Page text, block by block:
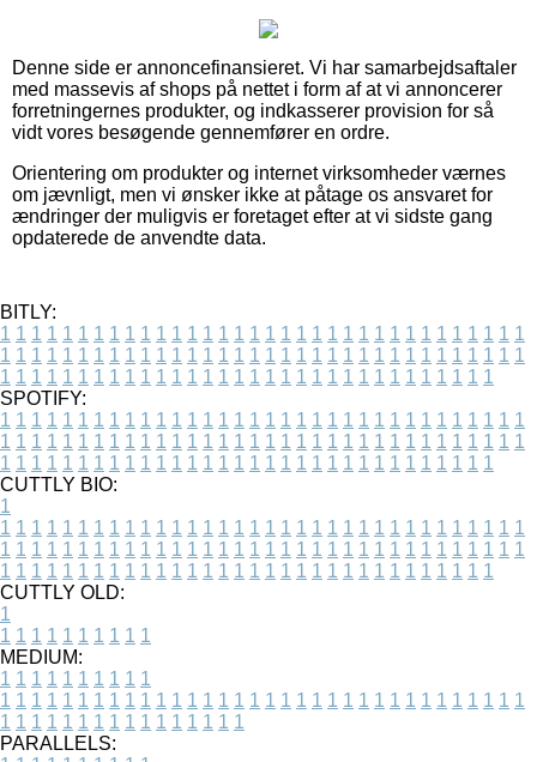
Denne side er annoncefinansieret. Vi har samarbejdsaftaler
med massevis af shops på nettet i form af at vi annoncerer
forretningernes produkter, og indkasserer provision for så
vidt vores besøgende gennemfører en ordre.
Orientering om produkter og internet virksomheder værnes
om jævnligt, men vi ønsker ikke at påtage os ansvaret for
ændringer der muligvis er foretaget efter at vi sidste gang
opdaterede de anvendte data.
BITLY:
1 1 1 1 1 1 1 1 1 1 1 1 1 1 1 1 1 1 1 1 1 1 1 1 1 1 1 1 1 1 1 1 1 1
1 1 1 1 1 1 1 1 1 1 1 1 1 1 1 1 1 1 1 1 1 1 1 1 1 1 1 1 1 1 1 1 1 1
1 1 1 1 1 1 1 1 1 1 1 1 1 1 1 1 1 1 1 1 1 1 1 1 1 1 1 1 1 1 1 1
SPOTIFY:
1 1 1 1 1 1 1 1 1 1 1 1 1 1 1 1 1 1 1 1 1 1 1 1 1 1 1 1 1 1 1 1 1 1
1 1 1 1 1 1 1 1 1 1 1 1 1 1 1 1 1 1 1 1 1 1 1 1 1 1 1 1 1 1 1 1 1 1
1 1 1 1 1 1 1 1 1 1 1 1 1 1 1 1 1 1 1 1 1 1 1 1 1 1 1 1 1 1 1 1
CUTTLY BIO:
1
1 1 1 1 1 1 1 1 1 1 1 1 1 1 1 1 1 1 1 1 1 1 1 1 1 1 1 1 1 1 1 1 1 1
1 1 1 1 1 1 1 1 1 1 1 1 1 1 1 1 1 1 1 1 1 1 1 1 1 1 1 1 1 1 1 1 1 1
1 1 1 1 1 1 1 1 1 1 1 1 1 1 1 1 1 1 1 1 1 1 1 1 1 1 1 1 1 1 1 1
CUTTLY OLD:
1
1 1 1 1 1 1 1 1 1 1
MEDIUM:
1 1 1 1 1 1 1 1 1 1
1 1 1 1 1 1 1 1 1 1 1 1 1 1 1 1 1 1 1 1 1 1 1 1 1 1 1 1 1 1 1 1 1 1
1 1 1 1 1 1 1 1 1 1 1 1 1 1 1 1
PARALLELS: